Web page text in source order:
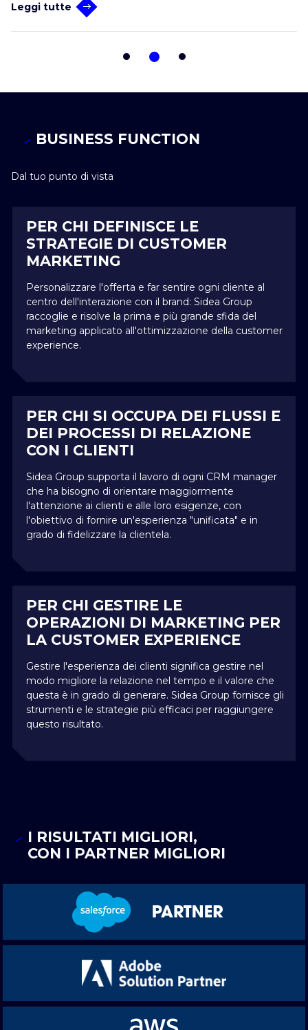
Leggi tutte
BUSINESS FUNCTION
Dal tuo punto di vista
PER CHI DEFINISCE LE
STRATEGIE DI CUSTOMER
MARKETING
Personalizzare l'offerta e far sentire ogni cliente al
centro dell'interazione con il brand: Sidea Group
raccoglie e risolve la prima e più grande sfida del
marketing applicato all'ottimizzazione della customer
experience.
PER CHI SI OCCUPA DEI FLUSSI E
DEI PROCESSI DI RELAZIONE
CON I CLIENTI
Sidea Group supporta il lavoro di ogni CRM manager
che ha bisogno di orientare maggiormente
l'attenzione ai clienti e alle loro esigenze, con
l'obiettivo di fornire un'esperienza "unificata" e in
grado di fidelizzare la clientela.
PER CHI GESTIRE LE
OPERAZIONI DI MARKETING PER
LA CUSTOMER EXPERIENCE
Gestire l'esperienza dei clienti significa gestire nel
modo migliore la relazione nel tempo e il valore che
questa è in grado di generare. Sidea Group fornisce gli
strumenti e le strategie più efficaci per raggiungere
questo risultato.
I RISULTATI MIGLIORI,
CON I PARTNER MIGLIORI